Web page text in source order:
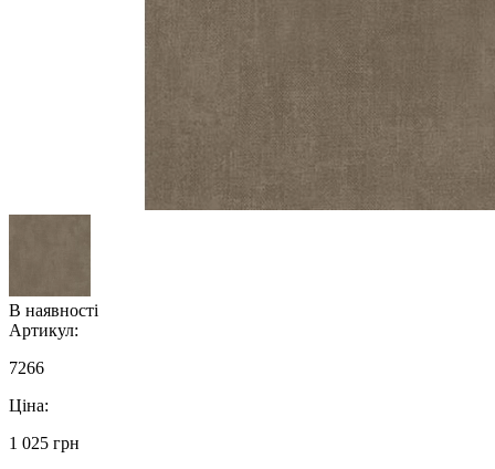
В наявності
Артикул:
7266
Ціна:
1 025 грн